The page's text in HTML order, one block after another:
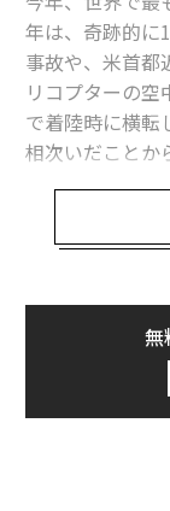
関連記事
2026年版「世界で
2026年に訪れるべ
贅沢な空の旅を評価
旅はなぜ人を強くす
年は、奇跡的に
事故や、米首都
リコプターの
で着陸時に横転
相次いだことか
界の航空会社
いる。
オーストラリア
ーティングス
空会社の安全
のそれぞれ上位
エアライン
無